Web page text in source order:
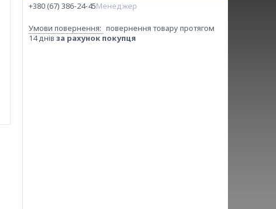
+380 (67) 386-24-45Менеджер
повернення товару протягом
14 днів за рахунок покупця